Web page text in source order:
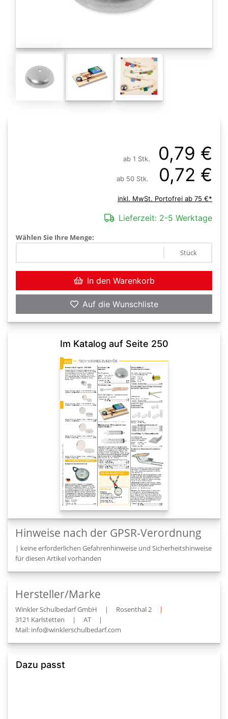
ab 1 Stk. 0,79 €
ab 50 Stk. 0,72 €
inkl. MwSt. Portofrei ab 75 €*
Lieferzeit: 2-5 Werktage
Wählen Sie Ihre Menge:
Stück
In den Warenkorb
Auf die Wunschliste
Im Katalog auf Seite 250
Hinweise nach der GPSR-Verordnung
| keine erforderlichen Gefahrenhinweise und Sicherheitshinweise
für diesen Artikel vorhanden
Hersteller/Marke
Winkler Schulbedarf GmbH | Rosenthal 2
|
3121 Karlstetten
| AT
|
Mail: info@winklerschulbedarf.com
Dazu passt